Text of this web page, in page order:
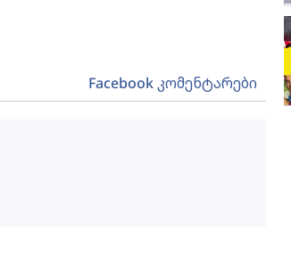
Facebook კომენტარები